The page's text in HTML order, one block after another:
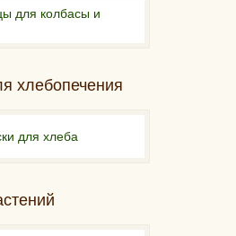
для колбасы и
хлебопечения
для хлеба